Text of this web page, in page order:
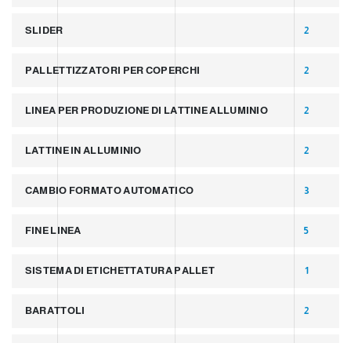
SLIDER 2
PALLETTIZZATORI PER COPERCHI 2
LINEA PER PRODUZIONE DI LATTINE ALLUMINIO 2
LATTINE IN ALLUMINIO 2
CAMBIO FORMATO AUTOMATICO 3
FINE LINEA 5
SISTEMA DI ETICHETTATURA PALLET 1
BARATTOLI 2